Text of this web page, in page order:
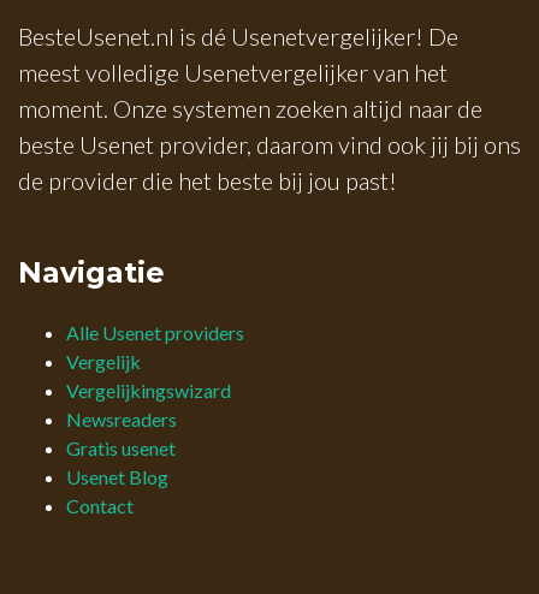
BesteUsenet.nl is dé Usenetvergelijker! De
meest volledige Usenetvergelijker van het
moment. Onze systemen zoeken altijd naar de
beste Usenet provider, daarom vind ook jij bij ons
de provider die het beste bij jou past!
Navigatie
Alle Usenet providers
Vergelijk
Vergelijkingswizard
Newsreaders
Gratis usenet
Usenet Blog
Contact